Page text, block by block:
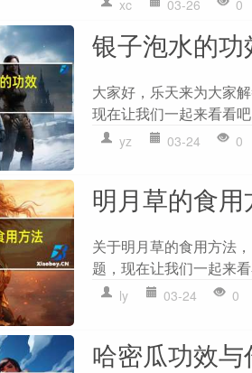
xc 03-26 0
银子泡水的
大家好，乐天来为大家
现在让我们一起来看看
yz 03-24 0
明月草的食
关于明月草的食用方法
题，现在让我们一起来
ly 03-24 0
哈密瓜功效